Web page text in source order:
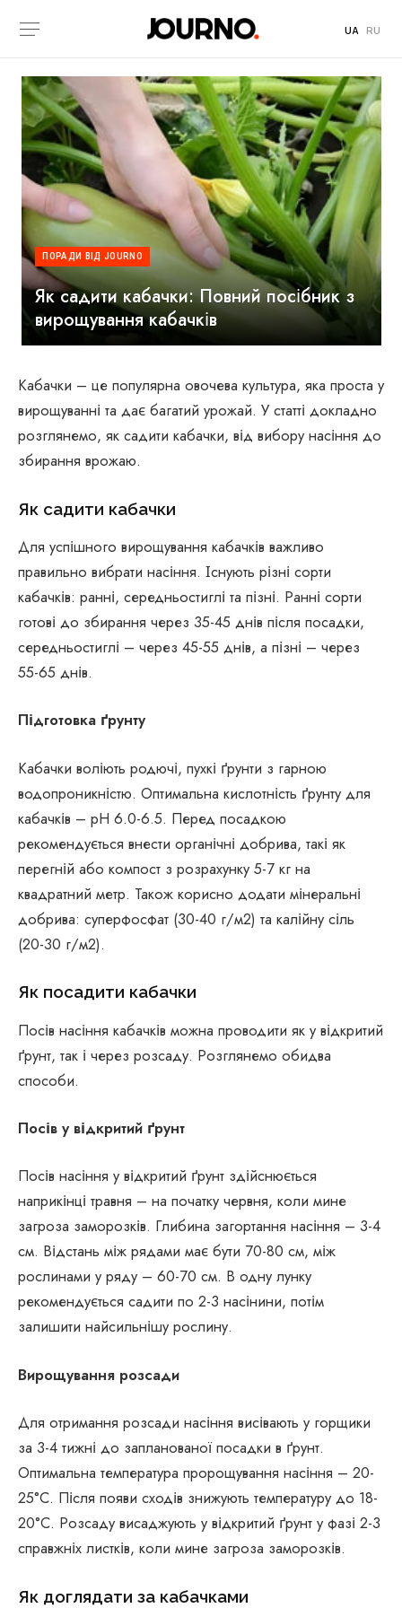
UA RU
ПОРАДИ ВІД JOURNO
Як садити кабачки: Повний посібник з
вирощування кабачків
Кабачки – це популярна овочева культура, яка проста у
вирощуванні та дає багатий урожай. У статті докладно
розглянемо, як садити кабачки, від вибору насіння до
збирання врожаю.
Як садити кабачки
Для успішного вирощування кабачків важливо
правильно вибрати насіння. Існують різні сорти
кабачків: ранні, середньостиглі та пізні. Ранні сорти
готові до збирання через 35-45 днів після посадки,
середньостиглі – через 45-55 днів, а пізні – через
55-65 днів.
Підготовка ґрунту
Кабачки воліють родючі, пухкі ґрунти з гарною
водопроникністю. Оптимальна кислотність ґрунту для
кабачків – pH 6.0-6.5. Перед посадкою
рекомендується внести органічні добрива, такі як
перегній або компост з розрахунку 5-7 кг на
квадратний метр. Також корисно додати мінеральні
добрива: суперфосфат (30-40 г/м2) та калійну сіль
(20-30 г/м2).
Як посадити кабачки
Посів насіння кабачків можна проводити як у відкритий
ґрунт, так і через розсаду. Розглянемо обидва
способи.
Посів у відкритий ґрунт
Посів насіння у відкритий ґрунт здійснюється
наприкінці травня – на початку червня, коли мине
загроза заморозків. Глибина загортання насіння – 3-4
см. Відстань між рядами має бути 70-80 см, між
рослинами у ряду – 60-70 см. В одну лунку
рекомендується садити по 2-3 насінини, потім
залишити найсильнішу рослину.
Вирощування розсади
Для отримання розсади насіння висівають у горщики
за 3-4 тижні до запланованої посадки в ґрунт.
Оптимальна температура пророщування насіння – 20-
25°C. Після появи сходів знижують температуру до 18-
20°C. Розсаду висаджують у відкритий ґрунт у фазі 2-3
справжніх листків, коли мине загроза заморозків.
Як доглядати за кабачками